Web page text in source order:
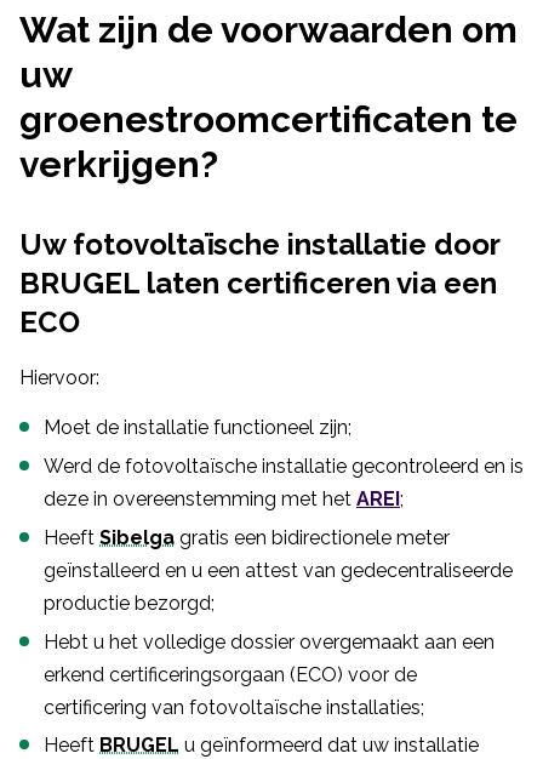
Wat zijn de voorwaarden om
uw
groenestroomcertificaten te
verkrijgen?
Uw fotovoltaïsche installatie door
BRUGEL laten certificeren via een
ECO
Hiervoor:
Moet de installatie functioneel zijn;
Werd de fotovoltaïsche installatie gecontroleerd en is
deze in overeenstemming met het AREI;
Heeft Sibelga gratis een bidirectionele meter
geïnstalleerd en u een attest van gedecentraliseerde
productie bezorgd;
Hebt u het volledige dossier overgemaakt aan een
erkend certificeringsorgaan (ECO) voor de
certificering van fotovoltaïsche installaties;
Heeft BRUGEL u geïnformeerd dat uw installatie